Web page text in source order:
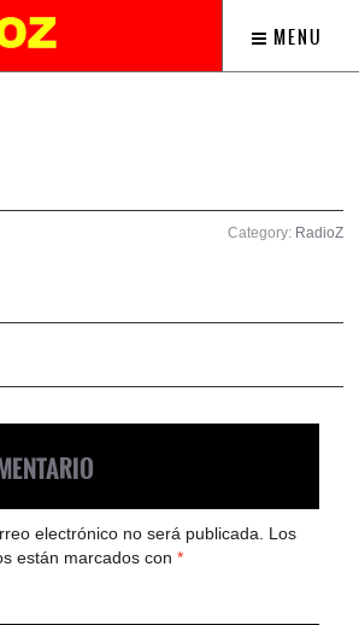
MENU
Category: RadioZ
electrónico no será publicada.
Los
están marcados con *